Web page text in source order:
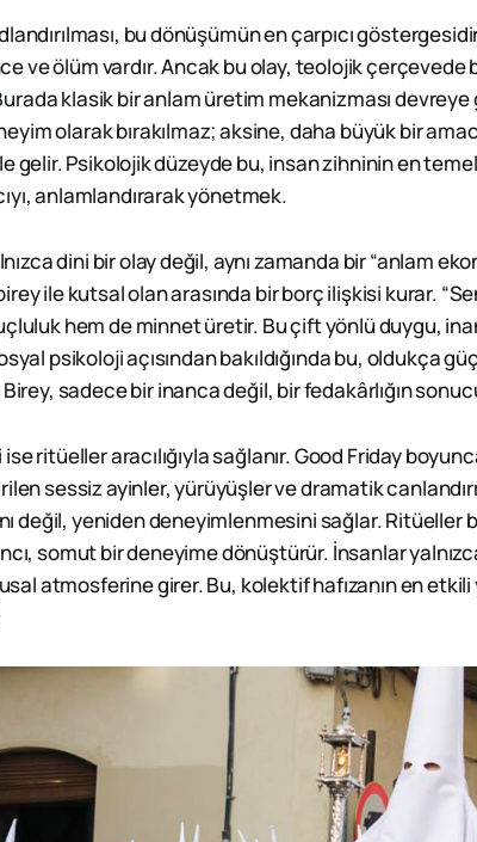
bu dönüşümün en çarpıcı
ve ölüm vardır. Ancak bu olay, teolojik çerçevede
klasik bir anlam üretim mekanizması
olarak bırakılmaz; aksine, daha büyük bir
gelir. Psikolojik düzeyde bu, insan zihninin en
anlamlandırarak yönetmek.
dini bir olay değil, aynı zamanda bir “anlam
ile kutsal olan arasında bir borç ilişkisi kurar.
hem de minnet üretir. Bu çift yönlü duygu,
psikoloji açısından bakıldığında bu, oldukça
sadece bir inanca değil, bir fedakârlığın
ise ritüeller aracılığıyla sağlanır. Good Friday
sessiz ayinler, yürüyüşler ve dramatik
değil, yeniden deneyimlenmesini sağlar. Ritüeller
somut bir deneyime dönüştürür. İnsanlar
atmosferine girer. Bu, kolektif hafızanın en